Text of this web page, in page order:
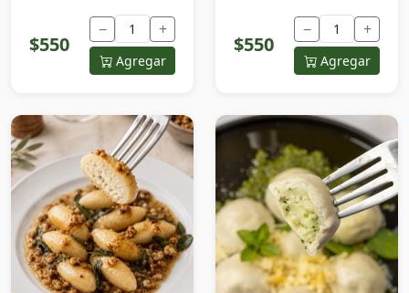
$550
− +
Agregar
$550
− +
Agregar